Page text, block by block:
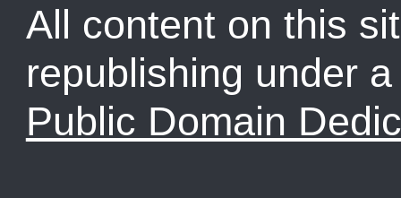
All content on this
republishing under
Public Domain